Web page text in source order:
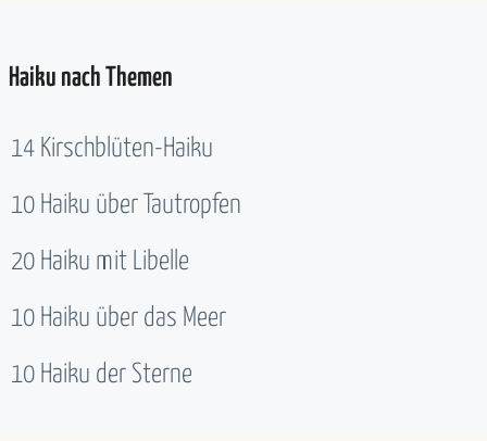
Haiku nach Themen
14 Kirschblüten-Haiku
10 Haiku über Tautropfen
20 Haiku mit Libelle
10 Haiku über das Meer
10 Haiku der Sterne